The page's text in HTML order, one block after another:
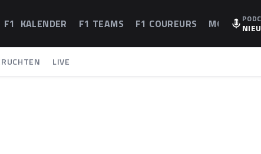
F1 KALENDER F1 TEAMS F1 COUREURS MOTOGP
LIVE